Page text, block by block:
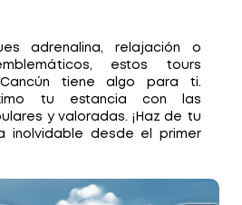
adrenalina, relajación o
estos tours
tiene algo para ti.
tu estancia con las
y valoradas. ¡Haz de tu
inolvidable desde el primer